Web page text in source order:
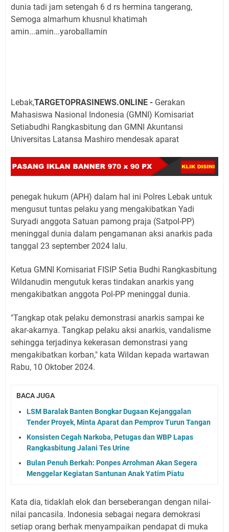
dunia tadi jam setengah 6 d rs hermina tangerang,
Semoga almarhum khusnul khatimah
amin...amin...yaroballamin
Lebak,TARGETOPRASINEWS.ONLINE - Gerakan
Mahasiswa Nasional Indonesia (GMNI) Komisariat
Setiabudhi Rangkasbitung dan GMNI Akuntansi
Universitas Latansa Mashiro mendesak aparat
penegak hukum (APH) dalam hal ini Polres Lebak untuk
mengusut tuntas pelaku yang mengakibatkan Yadi
Suryadi anggota Satuan pamong praja (Satpol-PP)
meninggal dunia dalam pengamanan aksi anarkis pada
tanggal 23 september 2024 lalu.
Ketua GMNI Komisariat FISIP Setia Budhi Rangkasbitung
Wildanudin mengutuk keras tindakan anarkis yang
mengakibatkan anggota Pol-PP meninggal dunia.
"Tangkap otak pelaku demonstrasi anarkis sampai ke
akar-akarnya. Tangkap pelaku aksi anarkis, vandalisme
sehingga terjadinya kekerasan demonstrasi yang
mengakibatkan korban," kata Wildan kepada wartawan
Rabu, 10 Oktober 2024.
BACA JUGA
LSM Baralak Banten Bongkar Dugaan Kejanggalan
Tender Proyek, Minta Aparat dan Pemprov Turun Tangan
Konsisten Cegah Narkoba, Petugas dan WBP Lapas
Rangkasbitung Jalani Tes Urine
Bulan Penuh Berkah: Ponpes Arrohman Akan Segera
Menggelar Kegiatan Santunan Anak Yatim Piatu
Kata dia, tidaklah elok dan berseberangan dengan nilai-
nilai pancasila. Indonesia sebagai negara demokrasi
setiap orang berhak menyampaikan pendapat di muka